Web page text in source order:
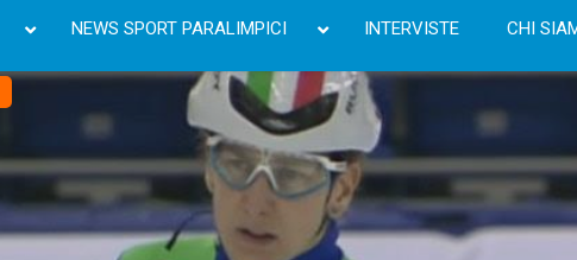
NEWS SPORT PARALIMPICI INTERVISTE CHI